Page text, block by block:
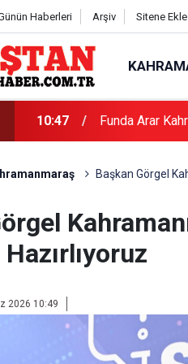
Haberleri Arşiv Sitene Ekle
10:47 Funda Arar
Başkan Görgel
2026 10:49